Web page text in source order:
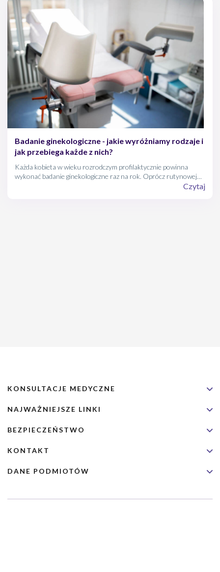
Badanie ginekologiczne - jakie wyróżniamy rodzaje i
jak przebiega każde z nich?
Każda kobieta w wieku rozrodczym profilaktycznie powinna
wykonać badanie ginekologiczne raz na rok. Oprócz rutynowej
procedury, przy okazji można przeprowadzić badanie cytologiczne
Czytaj
KONSULTACJE MEDYCZNE
NAJWAŻNIEJSZE LINKI
BEZPIECZEŃSTWO
KONTAKT
DANE PODMIOTÓW